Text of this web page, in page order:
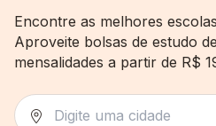
Encontre as melhores
Aproveite bolsas de estudo
mensalidades a partir de R$